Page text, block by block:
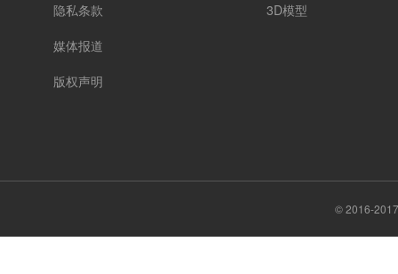
隐私条款
媒体报道
版权声明
3D模型
© 2016-